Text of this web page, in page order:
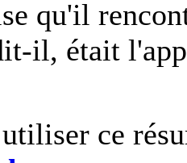
qu'il
il, était
ce